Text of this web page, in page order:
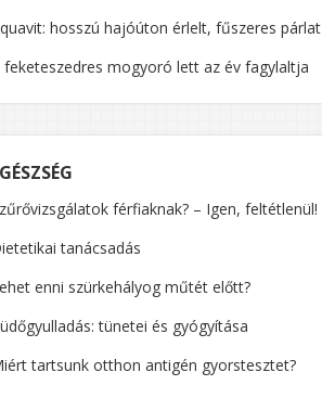
hosszú hajóúton érlelt, fűszeres párlat
feketeszedres mogyoró lett az év fagylaltja
férfiaknak? – Igen, feltétlenül!
tanácsadás
enni szürkehályog műtét előtt?
tünetei és gyógyítása
tartsunk otthon antigén gyorstesztet?